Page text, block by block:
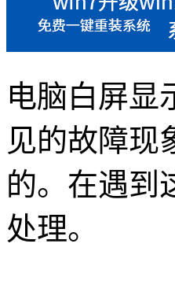
电脑白屏显
见的故障现
的。在遇到
处理。